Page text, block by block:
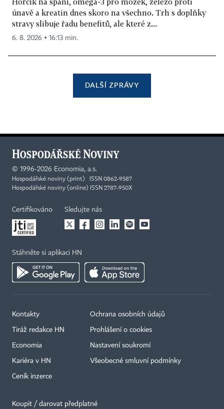
únavě a kreatin dnes skoro na všechno. Trh s doplňky
stravy slibuje řadu benefitů, ale které z...
6. 8. 2026 ▪ 16:13 min.
DALŠÍ ZPRÁVY
© 1996-2026 Economia, a.s.
Hospodářské noviny (print) ISSN 0862-9587
Hospodářské noviny (online) ISSN 2787-950X
Certifikováno Sledujte nás
Stáhněte si aplikaci HN
Kontakty
Tiráž redakce HN
Economia
Kariéra v HN
Ceník inzerce
Ochrana osobních údajů
Prohlášení o cookies
Nastavení soukromí
Všeobecné smluvní podmínky
Koupit / darovat předplatné